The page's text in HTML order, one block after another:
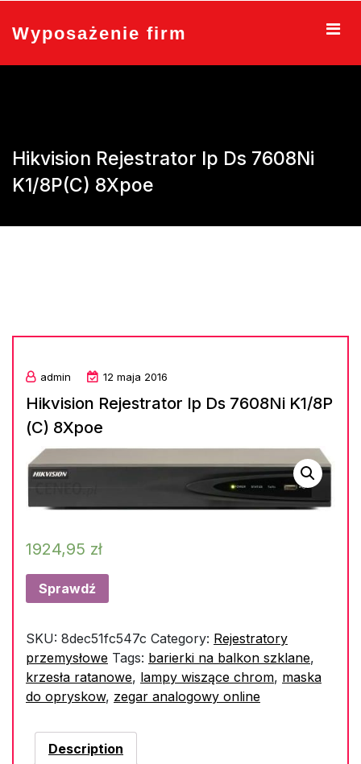
content
Wyposażenie firm
Hikvision Rejestrator Ip Ds 7608Ni
K1/8P(C) 8Xpoe
admin 12 maja 2016
Hikvision Rejestrator Ip Ds 7608Ni K1/8P
(C) 8Xpoe
1924,95 zł
Sprawdź
SKU: 8dec51fc547c Category: Rejestratory
przemysłowe Tags: barierki na balkon szklane,
krzesła ratanowe, lampy wiszące chrom, maska
do opryskow, zegar analogowy online
Description